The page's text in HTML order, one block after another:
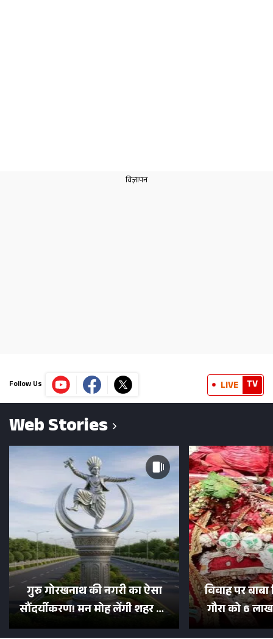
Follow Us LIVE TV
Web Stories
गुरु गोरखनाथ की नगरी का ऐसा
सौंदर्यीकरण! मन मोह लेंगी शहर की
सड़कें; देखें Photos
विवाह पर
गौरा को 6
500 भक्तों